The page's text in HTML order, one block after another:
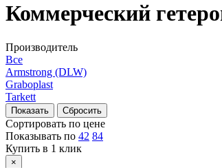
Коммерческий
Производитель
Все
Armstrong (DLW)
Graboplast
Tarkett
Сортировать по цене
Показывать по 42 84
Купить в 1 клик
×